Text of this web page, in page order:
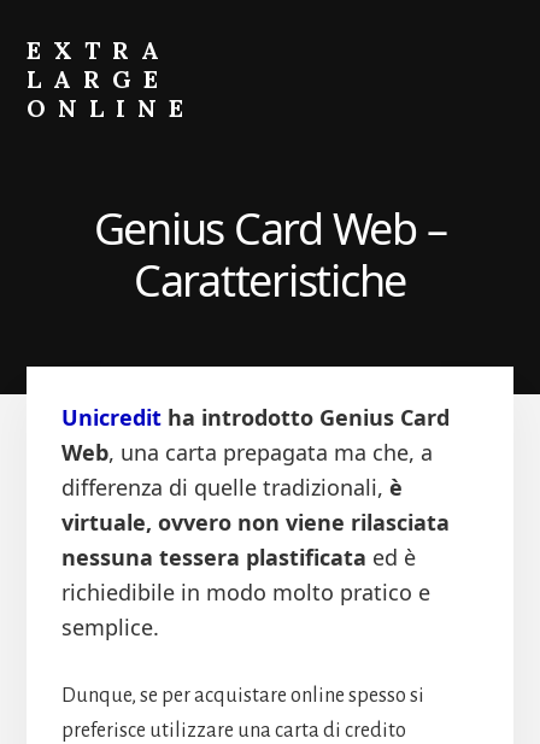
primary
sidebar
content
EXTRA
LARGE
ONLINE
PortafoglioGenius Card Web –
Caratteristiche
Unicreditha introdotto Genius Card
Web, una carta prepagata ma che, a
differenza di quelle tradizionali, è
virtuale, ovvero non viene rilasciata
nessuna tessera plastificata ed è
richiedibile in modo molto pratico e
semplice.
Dunque, se per acquistare online spesso si
preferisce utilizzare una carta di credito